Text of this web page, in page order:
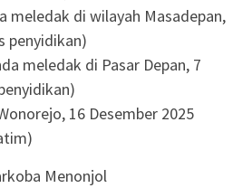
meledak di wilayah Masadepan,
penyidikan)
meledak di Pasar Depan, 7
16 Desember 2025
Menonjol